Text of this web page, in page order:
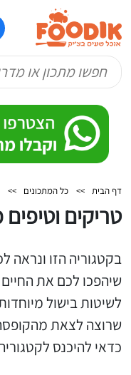
דף הבית >> כל המתכונים >>
טריקים וטיפים
בקטגוריה הזו ונראה
שיהפכו לכם את
לשיטות בישול
שרוצה לצאת
כדאי להיכנס